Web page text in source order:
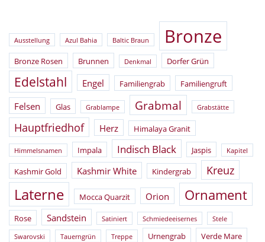
Ausstellung Azul Bahia Baltic Braun Bronze
Bronze Rosen Brunnen Denkmal Dorfer Grün
Edelstahl Engel Familiengrab Familiengruft
Felsen Glas Grablampe Grabmal Grabstätte
Hauptfriedhof Herz Himalaya Granit
Himmelsnamen Impala Indisch Black Jaspis Kapitel
Kashmir Gold Kashmir White Kindergrab Kreuz
Laterne Mocca Quarzit Orion Ornament
Rose Sandstein Satiniert Schmiedeeisernes Stele
Swarovski Tauerngrün Treppe Urnengrab Verde Mare